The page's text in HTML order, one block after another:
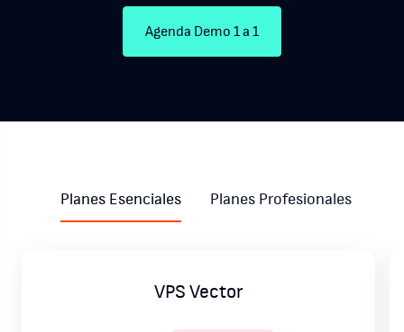
Agenda Demo 1 a 1
Planes Esenciales Planes Profesionales
VPS Vector